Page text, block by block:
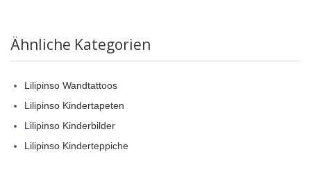
Ähnliche Kategorien
Lilipinso Wandtattoos
Lilipinso Kindertapeten
Lilipinso Kinderbilder
Lilipinso Kinderteppiche